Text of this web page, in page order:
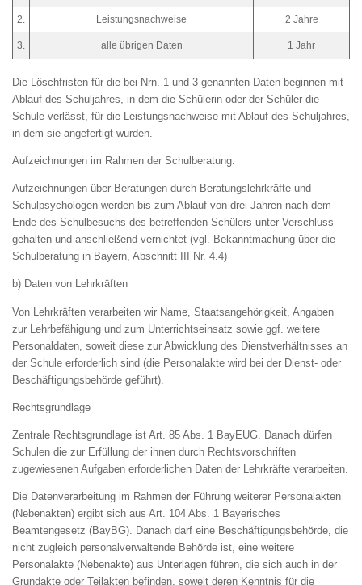
2. Leistungsnachweise 2 Jahre
3. alle übrigen Daten 1 Jahr
Die Löschfristen für die bei Nrn. 1 und 3 genannten Daten beginnen mit
Ablauf des Schuljahres, in dem die Schülerin oder der Schüler die
Schule verlässt, für die Leistungsnachweise mit Ablauf des Schuljahres,
in dem sie angefertigt wurden.
Aufzeichnungen im Rahmen der Schulberatung:
Aufzeichnungen über Beratungen durch Beratungslehrkräfte und
Schulpsychologen werden bis zum Ablauf von drei Jahren nach dem
Ende des Schulbesuchs des betreffenden Schülers unter Verschluss
gehalten und anschließend vernichtet (vgl. Bekanntmachung über die
Schulberatung in Bayern, Abschnitt III Nr. 4.4)
b) Daten von Lehrkräften
Von Lehrkräften verarbeiten wir Name, Staatsangehörigkeit, Angaben
zur Lehrbefähigung und zum Unterrichtseinsatz sowie ggf. weitere
Personaldaten, soweit diese zur Abwicklung des Dienstverhältnisses an
der Schule erforderlich sind (die Personalakte wird bei der Dienst- oder
Beschäftigungsbehörde geführt).
Rechtsgrundlage
Zentrale Rechtsgrundlage ist Art. 85 Abs. 1 BayEUG. Danach dürfen
Schulen die zur Erfüllung der ihnen durch Rechtsvorschriften
zugewiesenen Aufgaben erforderlichen Daten der Lehrkräfte verarbeiten.
Die Datenverarbeitung im Rahmen der Führung weiterer Personalakten
(Nebenakten) ergibt sich aus Art. 104 Abs. 1 Bayerisches
Beamtengesetz (BayBG). Danach darf eine Beschäftigungsbehörde, die
nicht zugleich personalverwaltende Behörde ist, eine weitere
Personalakte (Nebenakte) aus Unterlagen führen, die sich auch in der
Grundakte oder Teilakten befinden, soweit deren Kenntnis für die